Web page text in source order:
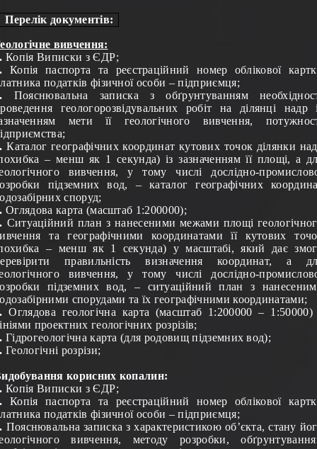
Перелік документів:
вивчення:
Копія Виписки з ЄДР;
Копія паспорта та реєстраційний номер облікової
податків фізичної особи – підприємця;
Пояснювальна записка з обґрунтуванням
геологорозвідувальних робіт на ділянці надр
мети її геологічного вивчення,
Каталог географічних координат кутових точок ділянки
– менш як 1 секунда) із зазначенням її площі, а
вивчення, у тому числі дослідно-
підземних вод, – каталог географічних
споруд;
Оглядова карта (масштаб 1:200000);
Ситуаційний план з нанесеними межами площі
та географічними координатами її кутових
– менш як 1 секунда) у масштабі, який дає
правильність визначення координат, а
вивчення, у тому числі дослідно-
підземних вод, – ситуаційний план з
спорудами та їх географічними координатами;
Оглядова геологічна карта (масштаб 1:200000 – 1:50000)
проектних геологічних розрізів;
Гідрогеологічна карта (для родовищ підземних вод);
Геологічні розрізи;
корисних копалин:
Копія Виписки з ЄДР;
Копія паспорта та реєстраційний номер облікової
податків фізичної особи – підприємця;
Пояснювальна записка з характеристикою об’єкта, стану
вивчення, методу розробки,